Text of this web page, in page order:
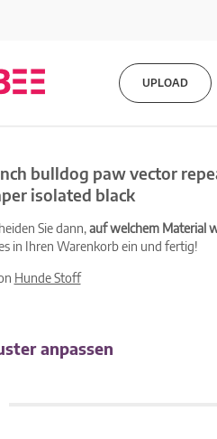
UPLOAD
bulldog paw vector
isolated black
Sie dann,auf welchem Material
in Ihren Warenkorb ein und fertig!
Hunde Stoff
anpassen